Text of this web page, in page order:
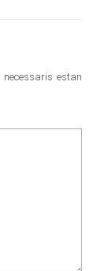
necessaris estan